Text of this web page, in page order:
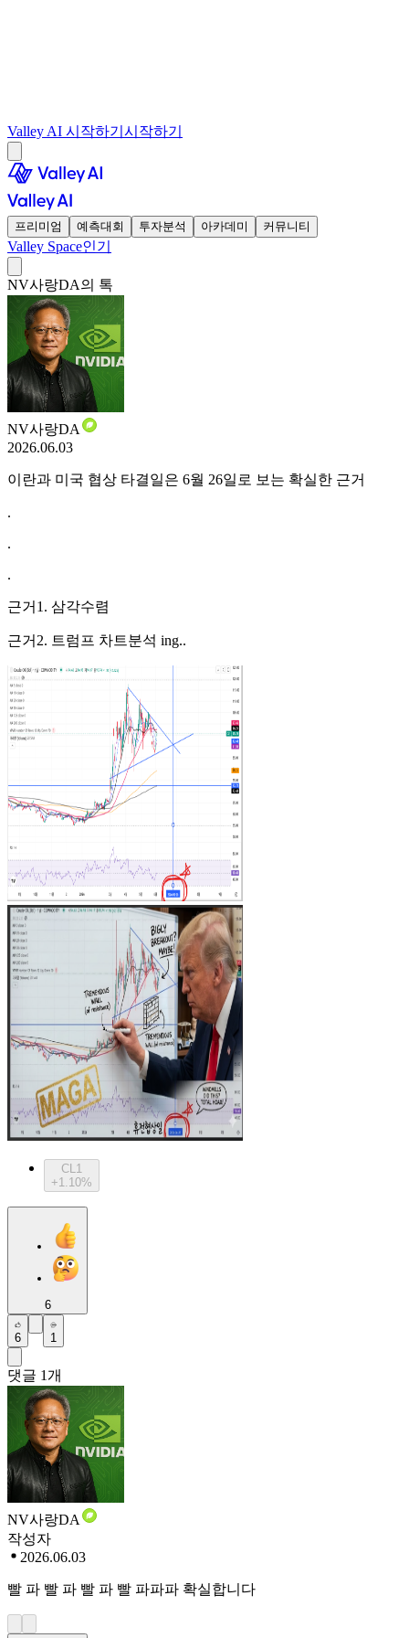
Valley AI 시작하기 시작하기
프리미엄 예측대회 투자분석 아카데미 커뮤니티
Valley Space인기
NV사랑DA의 톡
NV사랑DA
2026.06.03
이란과 미국 협상 타결일은 6월 26일로 보는 확실한 근거
.
.
.
근거1. 삼각수렴
근거2. 트럼프 차트분석 ing..
CL1
+1.10%
6
6 1
댓글 1개
NV사랑DA
작성자
2026.06.03
빨 파 빨 파 빨 파 빨 파파파 확실합니다